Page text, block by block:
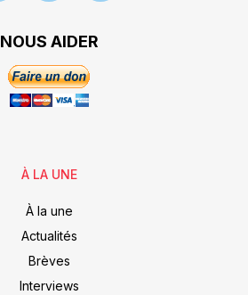
NOUS AIDER
À LA UNE
À la une
Actualités
Brèves
Interviews